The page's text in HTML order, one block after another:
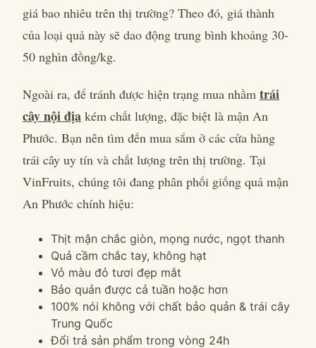
giá bao nhiêu trên thị trường? Theo đó, giá thành
của loại quả này sẽ dao động trung bình khoảng 30-
50 nghìn đồng/kg.
Ngoài ra, để tránh được hiện trạng mua nhầm trái
cây nội địa kém chất lượng, đặc biệt là mận An
Phước. Bạn nên tìm đến mua sắm ở các cửa hàng
trái cây uy tín và chất lượng trên thị trường. Tại
VinFruits, chúng tôi đang phân phối giống quả mận
An Phước chính hiệu:
Thịt mận chắc giòn, mọng nước, ngọt thanh
Quả cầm chắc tay, không hạt
Vỏ màu đỏ tươi đẹp mắt
Bảo quản được cả tuần hoặc hơn
100% nói không với chất bảo quản & trái cây
Trung Quốc
Đổi trả sản phẩm trong vòng 24h